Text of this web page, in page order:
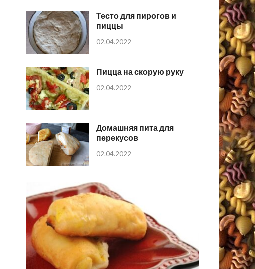
Тесто для пирогов и
пиццы
02.04.2022
Пицца на скорую руку
02.04.2022
Домашняя пита для
перекусов
02.04.2022